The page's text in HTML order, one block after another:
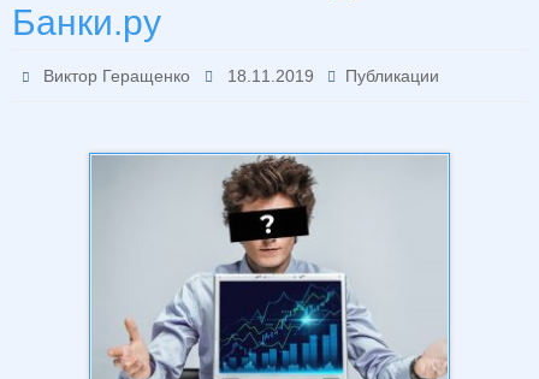
Банки.ру
Виктор Геращенко 18.11.2019 Публикации